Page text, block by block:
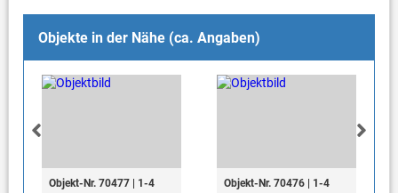
Objekte in der Nähe (ca. Angaben)
Objekt-Nr. 70477 | 1-4
Objekt-Nr. 70476 | 1-4